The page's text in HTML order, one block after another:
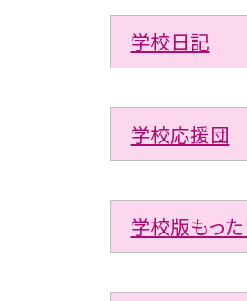
学校日記
学校応援団
学校版もっ